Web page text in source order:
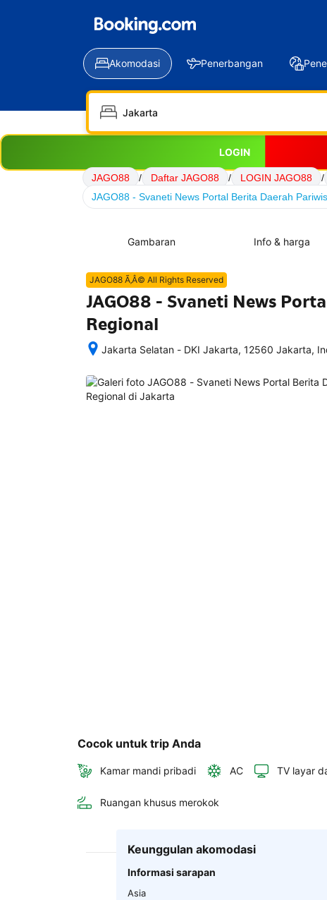
Akomodasi Penerbangan
LOGIN
JAGO88 / Daftar JAGO88 / LOGIN JAGO88 /
JAGO88 - Svaneti News Portal Berita Daerah
Gambaran Info & harga
JAGO88 Ã‚Â© All Rights Reserved
JAGO88 - Svaneti News
Regional
Jakarta Selatan - DKI Jakarta, 12560 Jakarta,
memesan,
semua
rincian
Cocok untuk trip Anda
Kamar mandi pribadi AC TV layar
Ruangan khusus merokok
Keunggulan akomodasi
Informasi sarapan
Asia